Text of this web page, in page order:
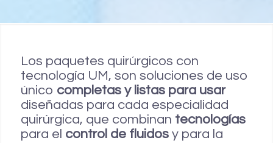
Los paquetes quirúrgicos con
tecnología UM, son soluciones de uso
único completas y listas para usar
diseñadas para cada especialidad
quirúrgica, que combinan tecnologías
para el control de fluidos y para la